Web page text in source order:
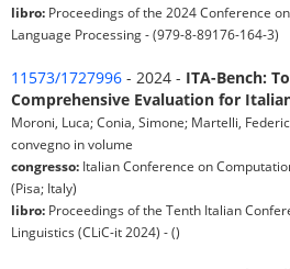
libro: Proceedings of the 2024 Conference
Language Processing - (979-8-89176-164-3)
11573/1727996 - 2024 - ITA-Bench:
Comprehensive Evaluation for
Moroni, Luca; Conia, Simone; Martelli,
convegno in volume
congresso: Italian Conference on
(Pisa; Italy)
libro: Proceedings of the Tenth Italian
Linguistics (CLiC-it 2024) - ()